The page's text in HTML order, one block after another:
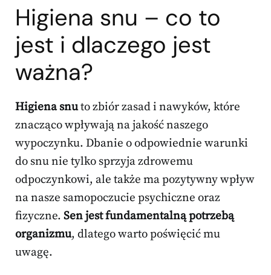
Higiena snu – co to
jest i dlaczego jest
ważna?
Higiena snuto zbiór zasad i nawyków, które
znacząco wpływają na jakość naszego
wypoczynku. Dbanie o odpowiednie warunki
do snu nie tylko sprzyja zdrowemu
odpoczynkowi, ale także ma pozytywny wpływ
na nasze samopoczucie psychiczne oraz
fizyczne. Sen jest fundamentalną potrzebą
organizmu, dlatego warto poświęcić mu
uwagę.